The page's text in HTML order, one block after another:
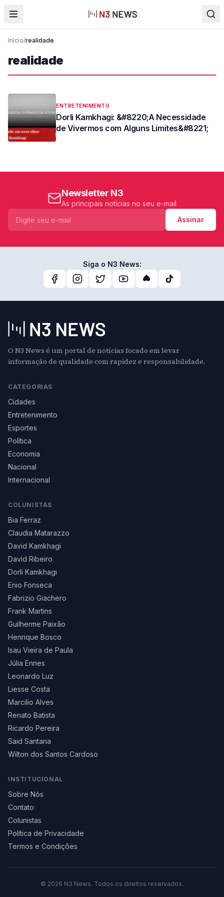
Início/realidade
realidade
ENTRETENIMENTO
Dorli Kamkhagi: &#8220;A Necessidade
de Vivermos com Alguns Limites&#8221;
Newsletter N3
As principais notícias no seu e-mail
Assinar
Siga o N3 News:
O N3 News é um portal de notícias focado em levar
informação de qualidade com rapidez e responsabilidade.
CATEGORIAS
Cidades
Entretenimento
Esportes
Política
Economia
Nacional
Internacional
COLUNISTAS
Bia Ferraz
Claudia Matarazzo
David Kamkhagi
David Ribeiro
Dorli Kamkhagi
Enio Fonseca
Fabrizio Giachero
Frank Martins
Guilherme Paixão
Henrique Bosco
Isau Vieira de Paula
Júlia Ennes
Leonardo Luz
Liesse Costa
Marcilio Alves
Renato Batista
Ricardo Pereira
Said Santana
Wilton dos Santos Cardoso
INSTITUCIONAL
Sobre Nós
Contato
Colunistas
Política de Privacidade
Termos e Condições
© 2026 N3 News. Todos os direitos reservados.